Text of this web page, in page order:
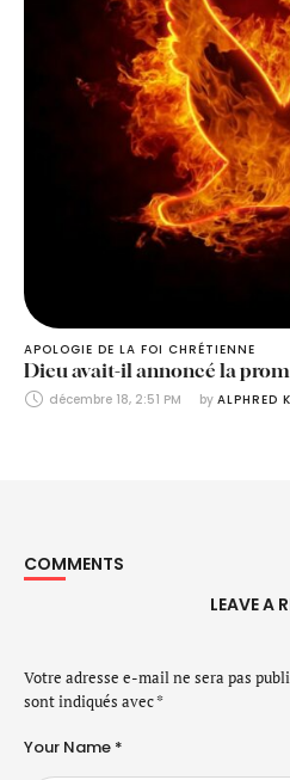
APOLOGIE DE LA FOI CHRÉTIENNE
Dieu avait-il annoncé la
décembre 18, 2:51 PM by ALPHRED
COMMENTS
LEAVE A
Votre adresse e-mail ne sera pas
sont indiqués avec*
Your Name *